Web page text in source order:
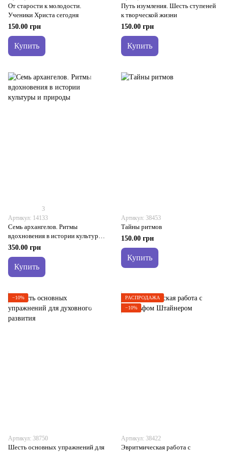
От старости к молодости.
Ученики Христа сегодня
150.00 грн
Купить
Путь изумления. Шесть ступеней
к творческой жизни
150.00 грн
Купить
3
Артикул: 14133
Семь архангелов. Ритмы
вдохновения в истории культуры
и природы
350.00 грн
Купить
Артикул: 38453
Тайны ритмов
150.00 грн
Купить
−10%
Артикул: 38750
Шесть основных упражнений для
РАСПРОДАЖА
−10%
Артикул: 38422
Эвритмическая работа с